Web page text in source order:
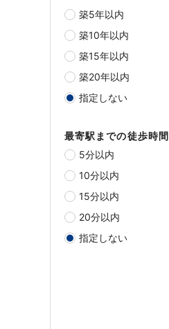
築5年以内
築10年以内
築15年以内
築20年以内
指定しない
最寄駅までの徒歩時間
5分以内
10分以内
15分以内
20分以内
指定しない